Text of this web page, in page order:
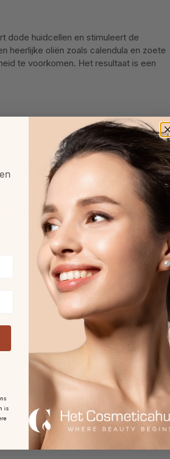
dode huidcellen en stimuleert de
heerlijke oliën zoals calendula en zoete
te voorkomen. Het resultaat is een
sample óf gift
Bij iedere bestelling.
Met
is